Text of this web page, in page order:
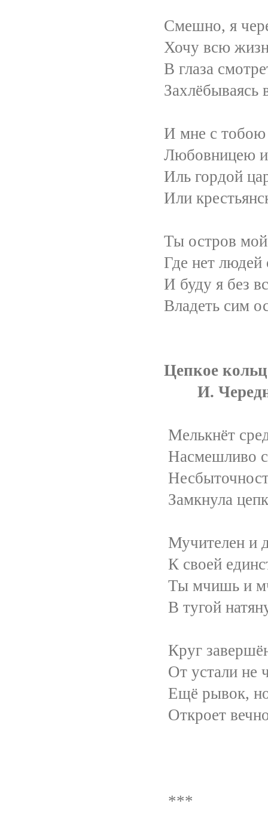
Смешно, я чересчур
Хочу всю жизнь
В глаза смотреть,
Захлёбываясь в
И мне с тобою всё
Любовницею иль
Иль гордой
Или крестьянской
Ты остров мой средь
Где нет людей с их
И буду я без
Владеть сим
Цепкое
И.
Мелькнёт средь
Насмешливо
Несбыточность
Замкнула цепкое
Мучителен и
К своей
Ты мчишь и мчишь -
В тугой натянутой
Круг завершён. И
От устали не
Ещё рывок, но кто-
Откроет вечности
***